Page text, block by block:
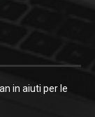
in aiuti per le